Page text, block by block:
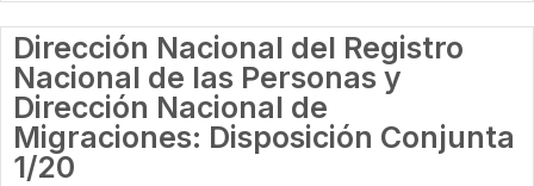
Dirección Nacional del Registro
Nacional de las Personas y
Dirección Nacional de
Migraciones: Disposición Conjunta
1/20